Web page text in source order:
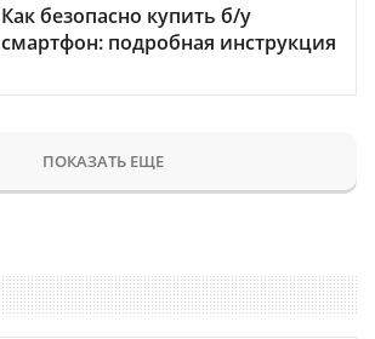
Как безопасно купить б/у
смартфон: подробная инструкция
ПОКАЗАТЬ ЕЩЕ